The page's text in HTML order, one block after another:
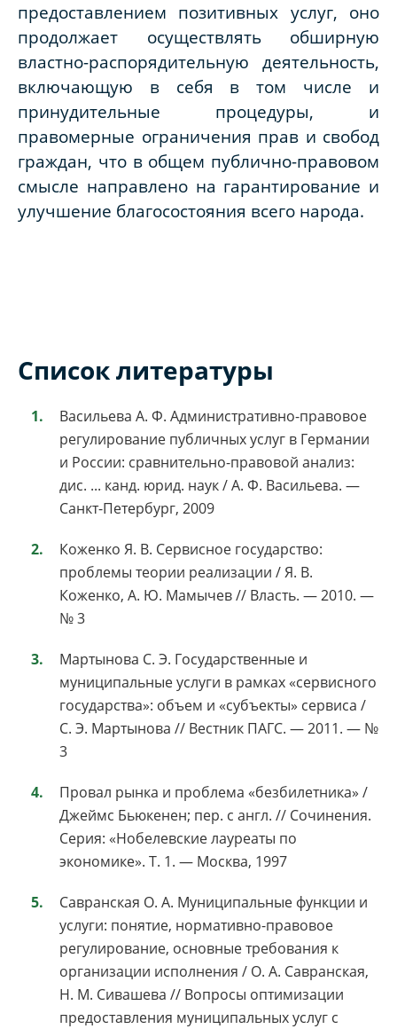
предоставлением позитивных услуг, оно
продолжает осуществлять обширную
властно-распорядительную деятельность,
включающую в себя в том числе и
принудительные процедуры, и
правомерные ограничения прав и свобод
граждан, что в общем публично-правовом
смысле направлено на гарантирование и
улучшение благосостояния всего народа.
Список литературы
Васильева А. Ф. Административно-правовое
регулирование публичных услуг в Германии
и России: сравнительно-правовой анализ:
дис. ... канд. юрид. наук / А. Ф. Васильева. —
Санкт-Петербург, 2009
Коженко Я. В. Сервисное государство:
проблемы теории реализации / Я. В.
Коженко, А. Ю. Мамычев // Власть. — 2010. —
№ 3
Мартынова С. Э. Государственные и
муниципальные услуги в рамках «сервисного
государства»: объем и «субъекты» сервиса /
С. Э. Мартынова // Вестник ПАГС. — 2011. — №
3
Провал рынка и проблема «безбилетника» /
Джеймс Бьюкенен; пер. с англ. // Сочинения.
Серия: «Нобелевские лауреаты по
экономике». Т. 1. — Москва, 1997
Савранская О. А. Муниципальные функции и
услуги: понятие, нормативно-правовое
регулирование, основные требования к
организации исполнения / О. А. Савранская,
Н. М. Сивашева // Вопросы оптимизации
предоставления муниципальных услуг с